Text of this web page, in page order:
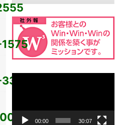
動
レ
ー
00:00 30:07